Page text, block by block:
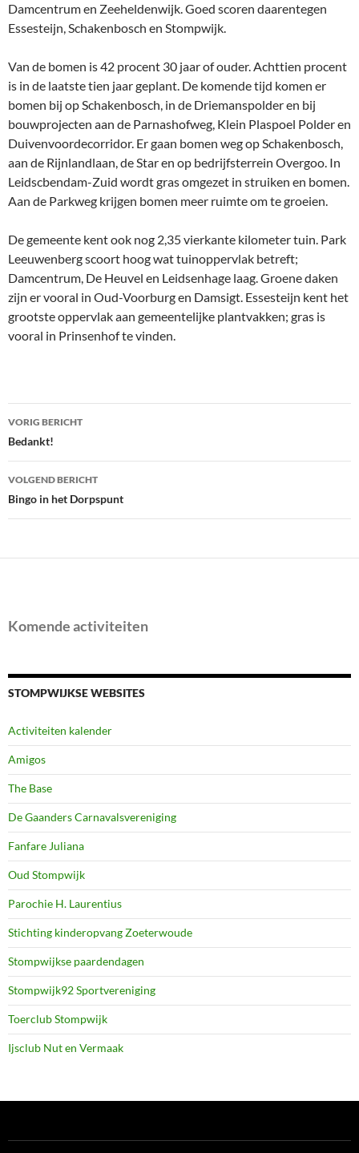
Damcentrum en Zeeheldenwijk. Goed scoren daarentegen
Essesteijn, Schakenbosch en Stompwijk.
Van de bomen is 42 procent 30 jaar of ouder. Achttien procent
is in de laatste tien jaar geplant. De komende tijd komen er
bomen bij op Schakenbosch, in de Driemanspolder en bij
bouwprojecten aan de Parnashofweg, Klein Plaspoel Polder en
Duivenvoordecorridor. Er gaan bomen weg op Schakenbosch,
aan de Rijnlandlaan, de Star en op bedrijfsterrein Overgoo. In
Leidscbendam-Zuid wordt gras omgezet in struiken en bomen.
Aan de Parkweg krijgen bomen meer ruimte om te groeien.
De gemeente kent ook nog 2,35 vierkante kilometer tuin. Park
Leeuwenberg scoort hoog wat tuinoppervlak betreft;
Damcentrum, De Heuvel en Leidsenhage laag. Groene daken
zijn er vooral in Oud-Voorburg en Damsigt. Essesteijn kent het
grootste oppervlak aan gemeentelijke plantvakken; gras is
vooral in Prinsenhof te vinden.
Bericht
navigatie
VORIG BERICHT
Bedankt!
VOLGEND BERICHT
Bingo in het Dorpspunt
Komende activiteiten
STOMPWIJKSE WEBSITES
Activiteiten kalender
Amigos
The Base
De Gaanders Carnavalsvereniging
Fanfare Juliana
Oud Stompwijk
Parochie H. Laurentius
Stichting kinderopvang Zoeterwoude
Stompwijkse paardendagen
Stompwijk92 Sportvereniging
Toerclub Stompwijk
Ijsclub Nut en Vermaak